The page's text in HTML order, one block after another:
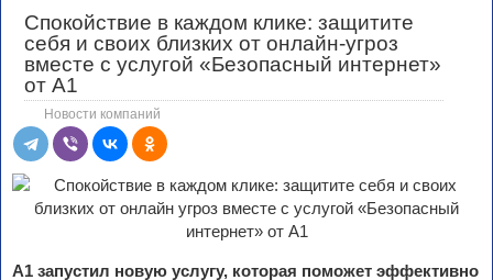
Спокойствие в каждом клике: защитите
себя и своих близких от онлайн-угроз
вместе с услугой «Безопасный интернет»
от А1
Новости компаний
А1 запустил новую услугу, которая поможет эффективно